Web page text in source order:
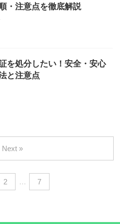
・注意点を徹底解説
を処分したい！安全・安心
と注意点
2 … 7
Next »